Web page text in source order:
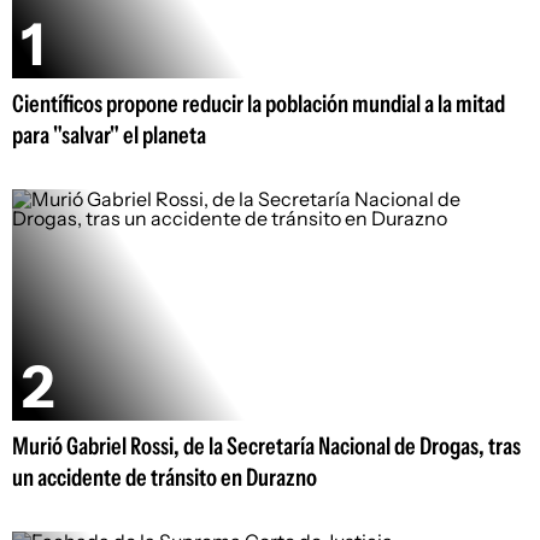
Científicos propone reducir la población mundial a la mitad
para "salvar" el planeta
Murió Gabriel Rossi, de la Secretaría Nacional de Drogas, tras
un accidente de tránsito en Durazno